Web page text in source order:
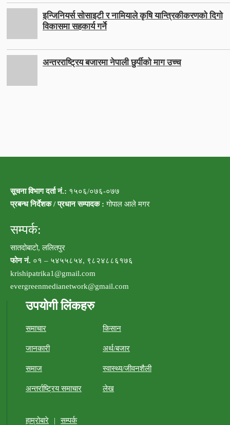
इन्जिनियर्स सोसाइटी र नामियाले कृषि यान्त्रिकीकरणको दिगो
विकासमा सहकार्य गर्ने
अन्तरराष्ट्रिय बजारमा नेपाली छुर्पीको माग उच्च
सूचना विभाग दर्ता नं.: १५०६/०७६-०७७
प्रबन्ध निर्देशक / प्रधान सम्पादक : गोपाल आले मगर
सम्पर्क:
सातदोबाटो, ललितपुर
फोन नं. ०१ – ५४५५८५४, ९८२४८८६१७६
krishipatrika1@gmail.com
evergreenmedianetwork@gmail.com
उपयोगी लिंकहरु
समाचार किसान
जानकारी अर्थ/बजार
समाज स्वास्थ्य/जीवनशैली
अन्तर्राष्ट्रिय समाचार लेख
हाम्रोबारे | सम्पर्क